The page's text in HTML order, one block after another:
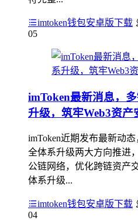
imtoken钱包安卓版下载
05
imToken最新消息，
升级，筑牢Web3资产
imToken近期发布最新动
全体系升级两大方向推进
公链网络，优化跨链资产
体系升级...
imtoken钱包安卓版下载
04